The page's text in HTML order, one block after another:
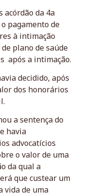
acórdão da 4a
pagamento de
à intimação
plano de saúde
após a intimação.
decidido, após
dos honorários
a sentença do
havia
advocatícios
o valor de uma
da qual a
que custear um
vida de uma